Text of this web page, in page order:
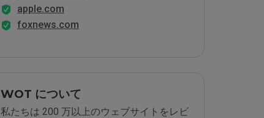
apple.com
foxnews.com
WOT について
私たちは 200 万以上のウェブサイトをレビ